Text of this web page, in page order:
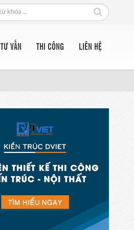
TƯ VẤN THI CÔNG LIÊN HỆ